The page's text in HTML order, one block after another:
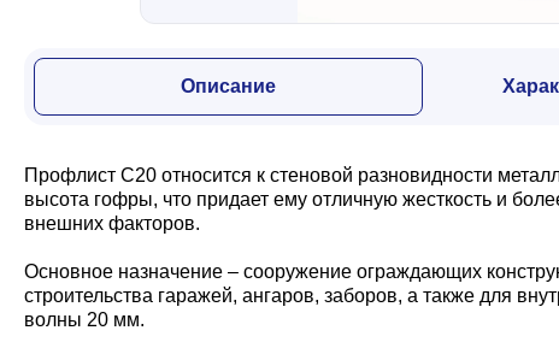
Профили для гипсокартона
Дача и сад
Другие товары
Описание
Профлист С20 относится к стеновой разновидности
высота гофры, что придает ему отличную жесткость и
внешних факторов.
Основное назначение – сооружение ограждающих
строительства гаражей, ангаров, заборов, а также для
волны 20 мм.